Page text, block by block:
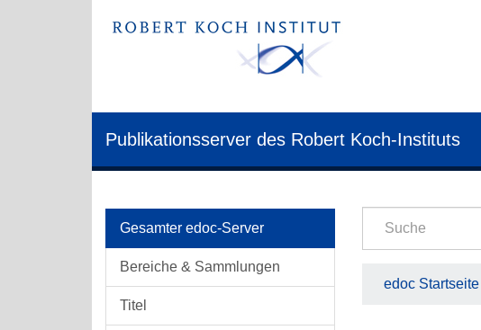
Publikationsserver des Robert Koch-Instituts
Gesamter edoc-Server
Bereiche & Sammlungen
Titel
edoc Startseite